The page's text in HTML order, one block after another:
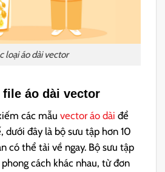
loại áo dài vector
fileáo dài vector
các mẫuvector áo dài để
đây là bộ sưu tập hơn 10
có thể tải về ngay. Bộ sưu tập
cách khác nhau, từ đơn